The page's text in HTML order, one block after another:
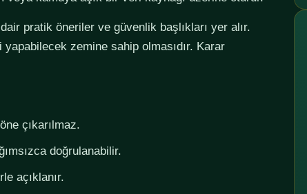
pratik öneriler ve güvenlik başlıkları yer alır.
zemine sahip olmasıdır. Karar
çıkarılmaz.
doğrulanabilir.
açıklanır.